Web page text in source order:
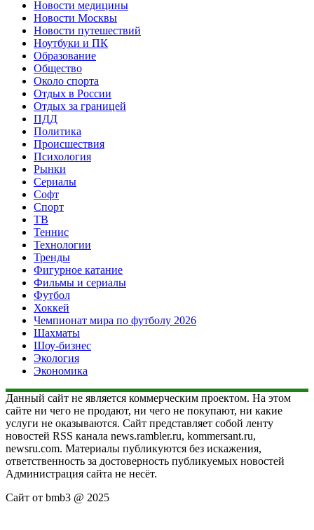
Новости медицины
Новости Москвы
Новости путешествий
Ноутбуки и ПК
Образование
Общество
Около спорта
Отдых в России
Отдых за границей
ПДД
Политика
Происшествия
Психология
Рынки
Сериалы
Софт
Спорт
ТВ
Теннис
Технологии
Тренды
Фигурное катание
Фильмы и сериалы
Футбол
Хоккей
Чемпионат мира по футболу 2026
Шахматы
Шоу-бизнес
Экология
Экономика
Данный сайт не является коммерческим проектом. На этом
сайте ни чего не продают, ни чего не покупают, ни какие
услуги не оказываются. Сайт представляет собой ленту
новостей RSS канала news.rambler.ru, kommersant.ru,
newsru.com. Материалы публикуются без искажения,
ответственность за достоверность публикуемых новостей
Администрация сайта не несёт.
Сайт от bmb3 @ 2025